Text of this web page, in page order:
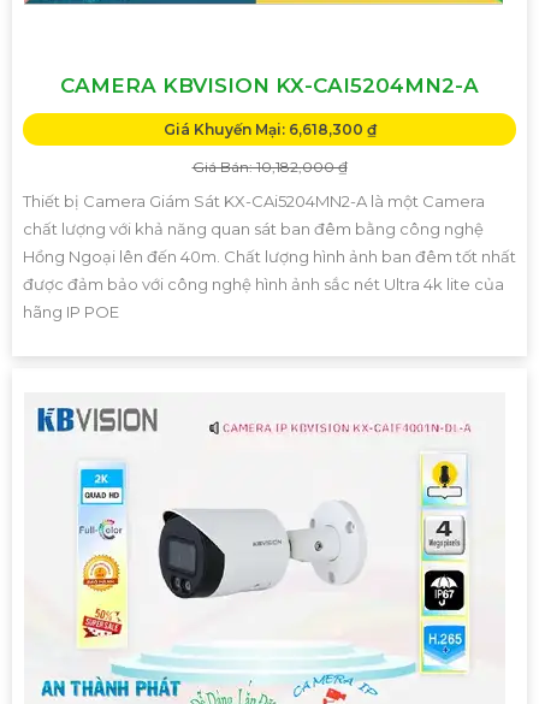
CAMERA KBVISION KX-CAI5204MN2-A
Giá Khuyến Mại: 6,618,300 ₫
Giá Bán: 10,182,000 ₫
Thiết bị Camera Giám Sát KX-CAi5204MN2-A là một Camera
chất lượng với khả năng quan sát ban đêm bằng công nghệ
Hồng Ngoại lên đến 40m. Chất lượng hình ảnh ban đêm tốt nhất
được đảm bảo với công nghệ hình ảnh sắc nét Ultra 4k lite của
hãng IP POE